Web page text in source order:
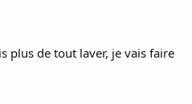
plus de tout laver, je vais faire